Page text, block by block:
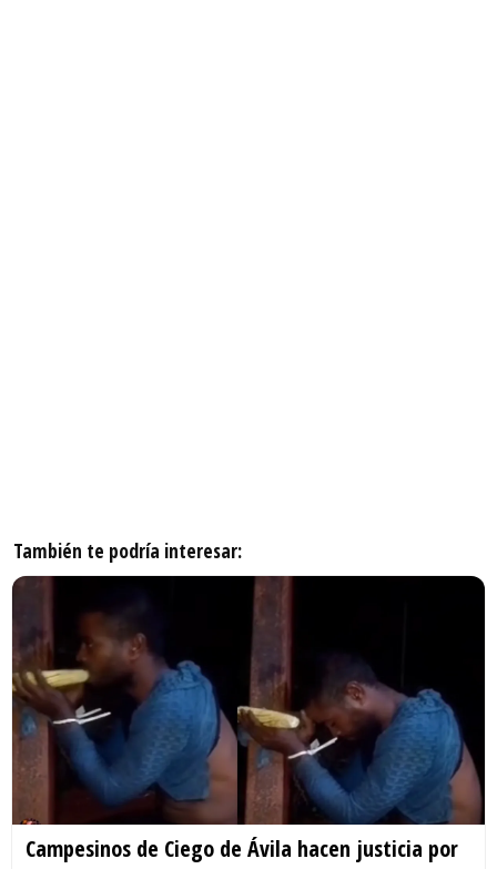
También te podría interesar:
Campesinos de Ciego de Ávila hacen justicia por